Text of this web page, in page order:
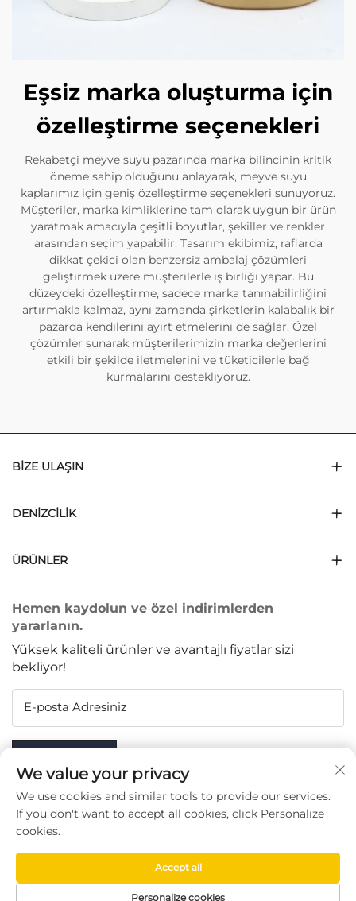
Eşsiz marka oluşturma için
özelleştirme seçenekleri
Rekabetçi meyve suyu pazarında marka bilincinin kritik
öneme sahip olduğunu anlayarak, meyve suyu
kaplarımız için geniş özelleştirme seçenekleri sunuyoruz.
Müşteriler, marka kimliklerine tam olarak uygun bir ürün
yaratmak amacıyla çeşitli boyutlar, şekiller ve renkler
arasından seçim yapabilir. Tasarım ekibimiz, raflarda
dikkat çekici olan benzersiz ambalaj çözümleri
geliştirmek üzere müşterilerle iş birliği yapar. Bu
düzeydeki özelleştirme, sadece marka tanınabilirliğini
artırmakla kalmaz, aynı zamanda şirketlerin kalabalık bir
pazarda kendilerini ayırt etmelerini de sağlar. Özel
çözümler sunarak müşterilerimizin marka değerlerini
etkili bir şekilde iletmelerini ve tüketicilerle bağ
kurmalarını destekliyoruz.
BIZE ULAŞIN
DENIZCILIK
ÜRÜNLER
Hemen kaydolun ve özel indirimlerden
yararlanın.
Yüksek kaliteli ürünler ve avantajlı fiyatlar sizi
bekliyor!
E-posta Adresiniz
BIZI TAKIP EDIN
Copyright © Taizhou Chenran Packaging Technology Co.,
We value your privacy
We use cookies and similar tools to provide our services.
If you don't want to accept all cookies, click Personalize
cookies.
Personalize cookies
Accept all